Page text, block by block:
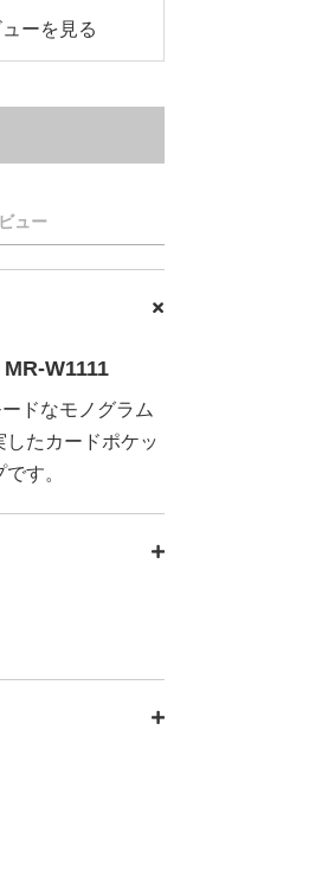
ーを見る
ュー
W1111
ドなモノグラム
たカードポケッ
す。